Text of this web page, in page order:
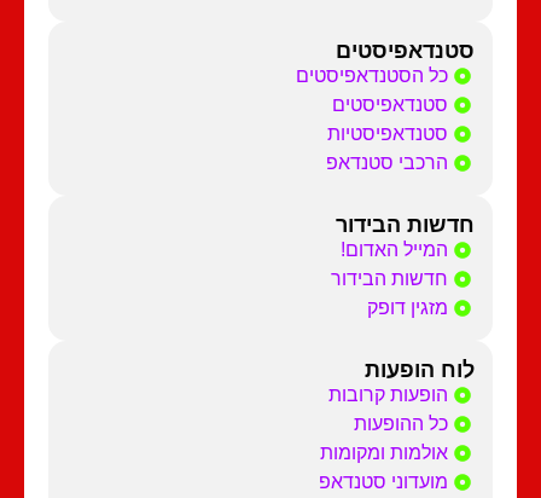
סטנדאפיסטים
כל הסטנדאפיסטים
סטנדאפיסטים
סטנדאפיסטיות
הרכבי סטנדאפ
חדשות הבידור
המייל האדום!
חדשות הבידור
מזגין דופק
לוח הופעות
הופעות קרובות
כל ההופעות
אולמות ומקומות
מועדוני סטנדאפ